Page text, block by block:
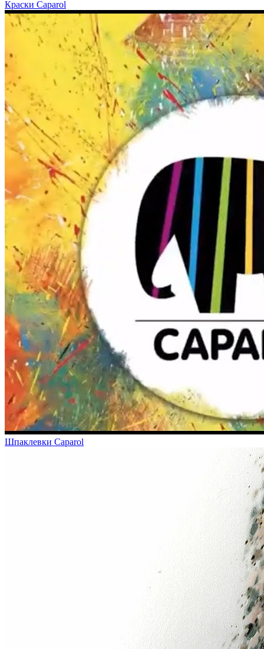
Краски Caparol
Шпаклевки Caparol